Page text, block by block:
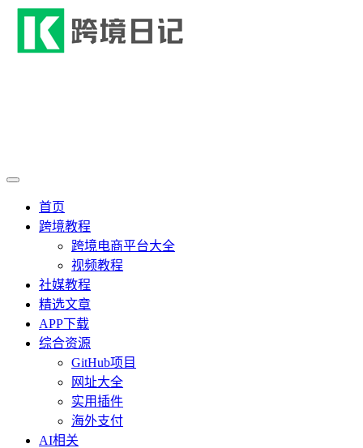
首页
跨境教程
跨境电商平台大全
视频教程
社媒教程
精选文章
APP下载
综合资源
GitHub项目
网址大全
实用插件
海外支付
AI相关